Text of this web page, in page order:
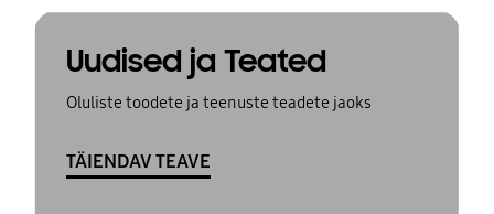
Uudised ja Teated
Oluliste toodete ja teenuste teadete jaoks
TÄIENDAV TEAVE